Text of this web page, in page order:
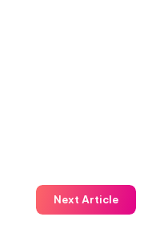
Next Article